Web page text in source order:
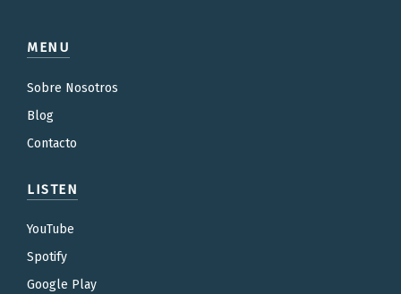
MENU
Sobre Nosotros
Blog
Contacto
LISTEN
YouTube
Spotify
Google Play